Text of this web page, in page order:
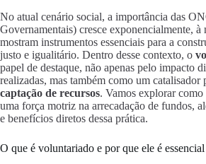
No atual cenário social, a importância das
Governamentais) cresce exponencialmente, à
mostram instrumentos essenciais para a
justo e igualitário. Dentro desse contexto, o
papel de destaque, não apenas pelo impacto
realizadas, mas também como um catalisador
captação de recursos. Vamos explorar
uma força motriz na arrecadação de fundos,
e benefícios diretos dessa prática.
O que é voluntariado e por que ele é